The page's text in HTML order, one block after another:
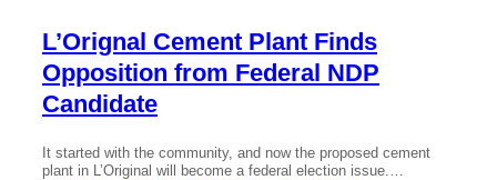
L’Orignal Cement Plant Finds
Opposition from Federal NDP
Candidate
It started with the community, and now the proposed cement
plant in L’Original will become a federal election issue.…